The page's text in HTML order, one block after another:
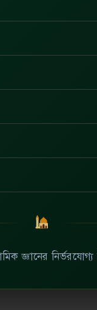
জ্ঞানের নির্ভরযোগ্য